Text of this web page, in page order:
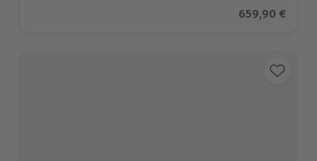
Aktueller
659,90 €